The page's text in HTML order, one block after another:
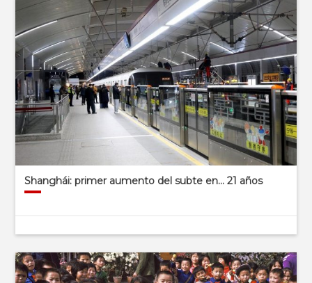
Shanghái: primer aumento del subte en… 21 años